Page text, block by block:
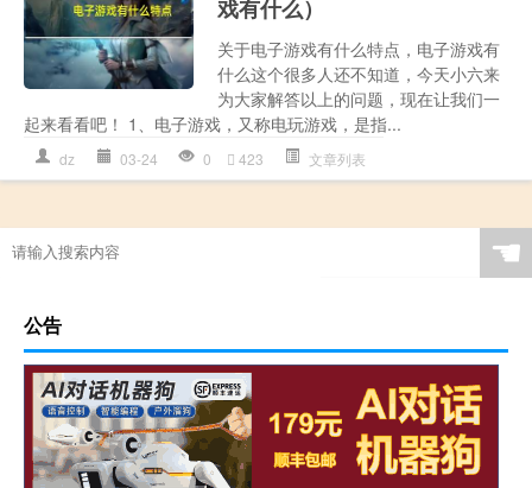
戏有什么）
关于电子游戏有什么特点，电子游戏有
什么这个很多人还不知道，今天小六来
为大家解答以上的问题，现在让我们一
起来看看吧！ 1、电子游戏，又称电玩游戏，是指...
dz 03-24 0 423 文章列表
☚
公告